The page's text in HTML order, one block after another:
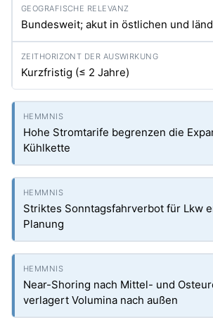
Bundesweit; akut in östlichen und
Kurzfristig (≤ 2 Jahre)
Hohe Stromtarife begrenzen die
Kühlkette
Striktes Sonntagsfahrverbot für Lkw
Planung
Near-Shoring nach Mittel- und
verlagert Volumina nach außen